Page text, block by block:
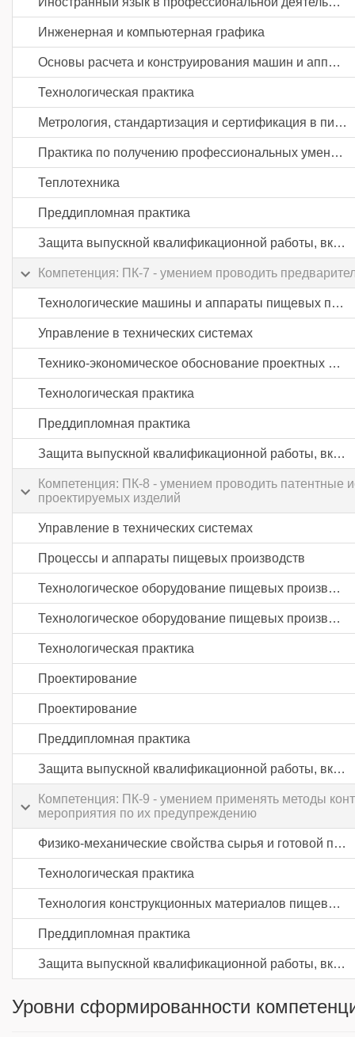
Инженерная и компьютерная графика
Основы расчета и конструирования машин и аппаратов пищевых производств
Технологическая практика
Метрология, стандартизация и сертификация в пищевом машиностроении
Практика по получению профессиональных умений и опыта профессиональной деятельности
Теплотехника
Преддипломная практика
Защита выпускной квалификационной работы, включая подготовку к процедуре защиты и процедуру защиты
Компетенция: ПК-7 - умением проводить
Технологические машины и аппараты пищевых производств
Управление в технических системах
Технико-экономическое обоснование проектных решений
Технологическая практика
Преддипломная практика
Защита выпускной квалификационной работы, включая подготовку к процедуре защиты и процедуру защиты
Компетенция: ПК-8 - умением проводить патентные
проектируемых изделий
Управление в технических системах
Процессы и аппараты пищевых производств
Технологическое оборудование пищевых производств
Технологическое оборудование пищевых производств
Технологическая практика
Проектирование
Проектирование
Преддипломная практика
Защита выпускной квалификационной работы, включая подготовку к процедуре защиты и процедуру защиты
Компетенция: ПК-9 - умением применять методы
мероприятия по их предупреждению
Физико-механические свойства сырья и готовой продукции пищевых производств
Технологическая практика
Технология конструкционных материалов пищевых производств
Преддипломная практика
Защита выпускной квалификационной работы, включая подготовку к процедуре защиты и процедуру защиты
Уровни сформированности